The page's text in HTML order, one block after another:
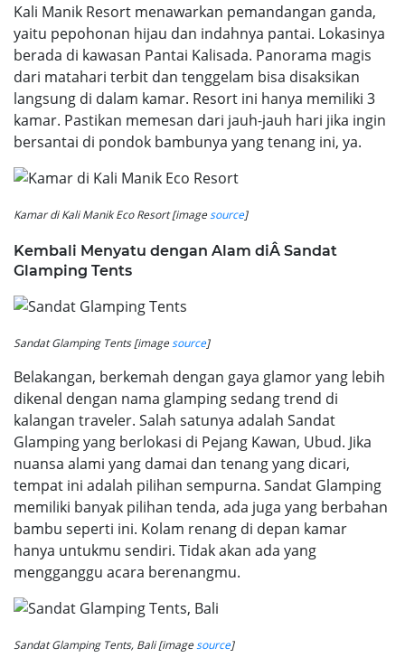
Kali Manik Resort menawarkan pemandangan ganda,
yaitu pepohonan hijau dan indahnya pantai. Lokasinya
berada di kawasan Pantai Kalisada. Panorama magis
dari matahari terbit dan tenggelam bisa disaksikan
langsung di dalam kamar. Resort ini hanya memiliki 3
kamar. Pastikan memesan dari jauh-jauh hari jika ingin
bersantai di pondok bambunya yang tenang ini, ya.
Kamar di Kali Manik Eco Resort [imagesource]
Kembali Menyatu dengan Alam diÂ Sandat
Glamping Tents
Sandat Glamping Tents [imagesource]
Belakangan, berkemah dengan gaya glamor yang lebih
dikenal dengan nama glamping sedang trend di
kalangan traveler. Salah satunya adalah Sandat
Glamping yang berlokasi di Pejang Kawan, Ubud. Jika
nuansa alami yang damai dan tenang yang dicari,
tempat ini adalah pilihan sempurna. Sandat Glamping
memiliki banyak pilihan tenda, ada juga yang berbahan
bambu seperti ini. Kolam renang di depan kamar
hanya untukmu sendiri. Tidak akan ada yang
mengganggu acara berenangmu.
Sandat Glamping Tents, Bali [imagesource]